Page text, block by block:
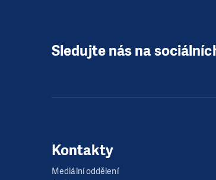
Sledujte nás na
Kontakty
Mediální oddělení